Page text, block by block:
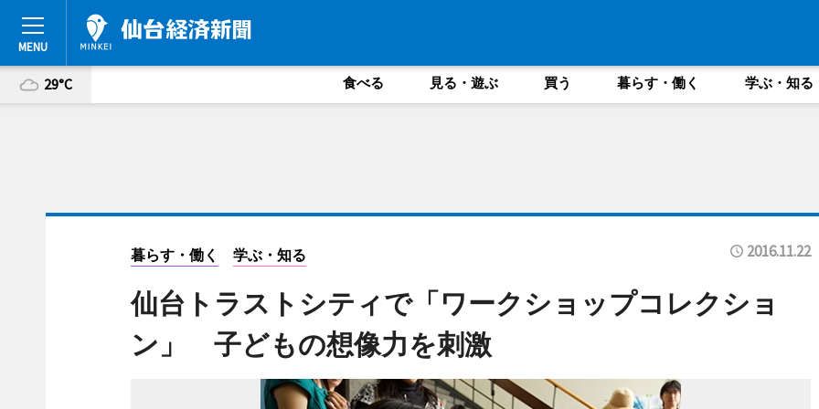
29°C 食べる 見る・遊ぶ 買う 暮らす・働く 学ぶ・知る
暮らす・働く 学ぶ・知る 2016.11.22
仙台トラストシティで「ワークショップコレクショ
ン」 子どもの想像力を刺激